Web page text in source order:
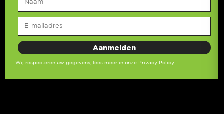
Wij respecteren uw gegevens, lees meer in onze Privacy Policy.